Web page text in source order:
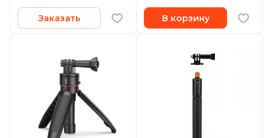
Заказать В корзину